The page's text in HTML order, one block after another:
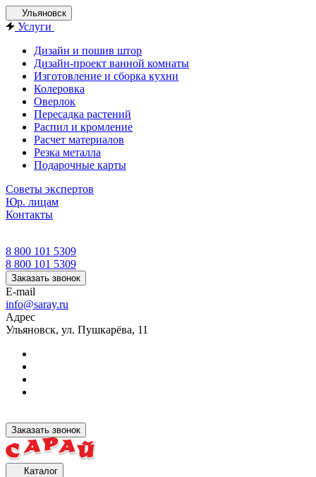
Ульяновск
Услуги
Дизайн и пошив штор
Дизайн-проект ванной комнаты
Изготовление и сборка кухни
Колеровка
Оверлок
Пересадка растений
Распил и кромление
Расчет материалов
Резка металла
Подарочные карты
Советы экспертов
Юр. лицам
Контакты
8 800 101 5309
8 800 101 5309
Заказать звонок
E-mail
info@saray.ru
Адрес
Ульяновск, ул. Пушкарёва, 11
Заказать звонок
Каталог